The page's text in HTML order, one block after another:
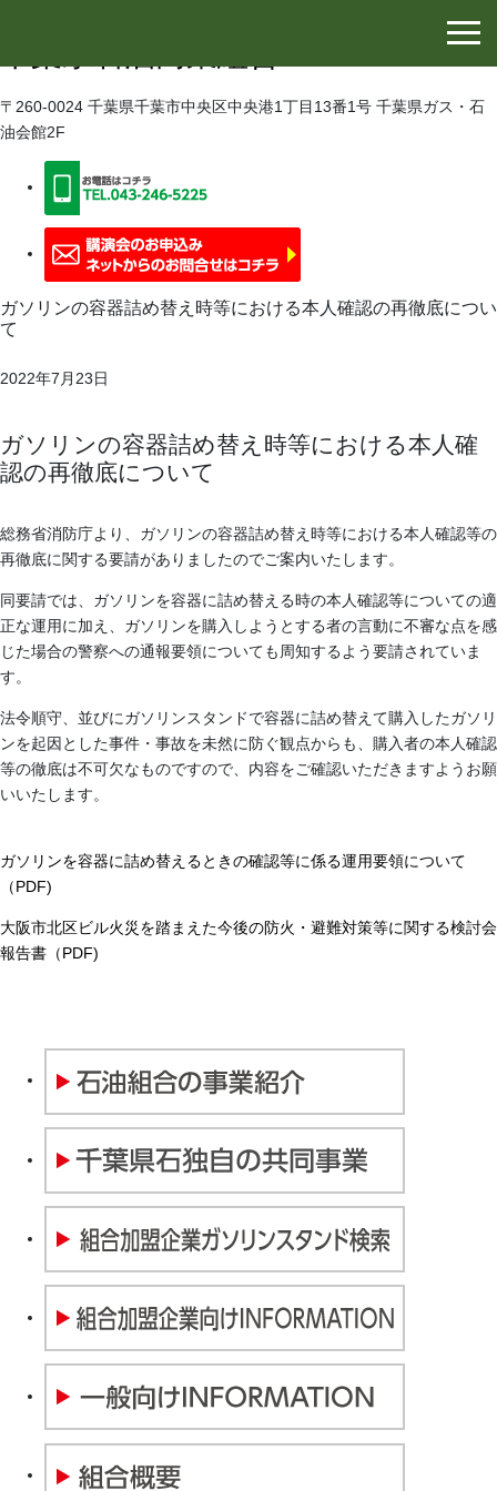
〒260-0024 千葉県千葉市中央区中央港1丁目13番1号 千葉県ガス・石
油会館2F
ガソリンの容器詰め替え時等における本人確認の再徹底につい
て
2022年7月23日
ガソリンの容器詰め替え時等における本人確
認の再徹底について
総務省消防庁より、ガソリンの容器詰め替え時等における本人確認等の
再徹底に関する要請がありましたのでご案内いたします。
同要請では、ガソリンを容器に詰め替える時の本人確認等についての適
正な運用に加え、ガソリンを購入しようとする者の言動に不審な点を感
じた場合の警察への通報要領についても周知するよう要請されていま
す。
法令順守、並びにガソリンスタンドで容器に詰め替えて購入したガソリ
ンを起因とした事件・事故を未然に防ぐ観点からも、購入者の本人確認
等の徹底は不可欠なものですので、内容をご確認いただきますようお願
いいたします。
ガソリンを容器に詰め替えるときの確認等に係る運用要領について
（PDF)
大阪市北区ビル火災を踏まえた今後の防火・避難対策等に関する検討会
報告書（PDF)